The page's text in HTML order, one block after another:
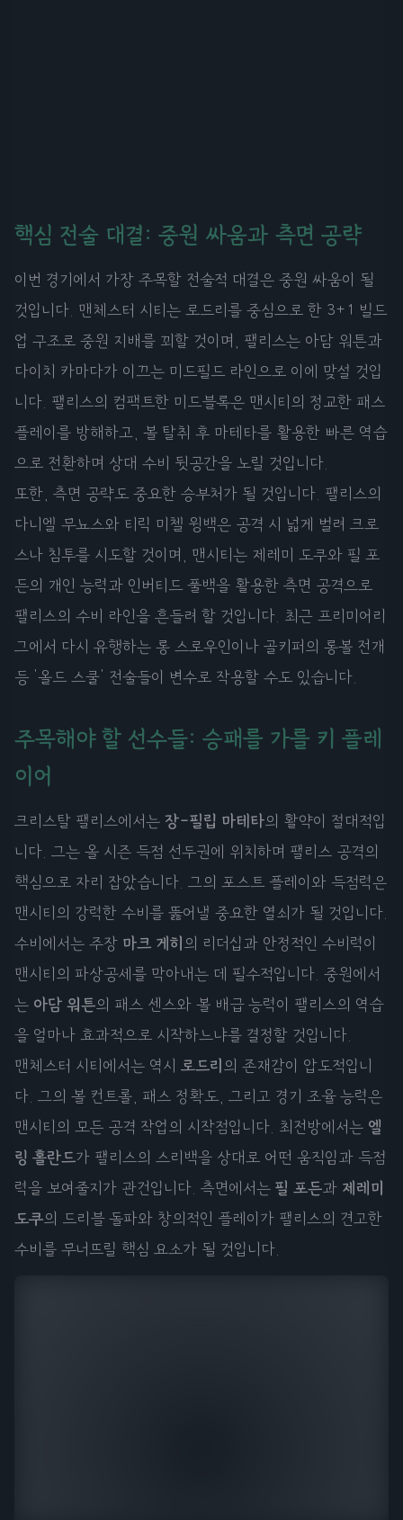
핵심 전술 대결: 중원 싸움과 측면 공략
이번 경기에서 가장 주목할 전술적 대결은 중원 싸움이 될
것입니다. 맨체스터 시티는 로드리를 중심으로 한 3+1 빌드
업 구조로 중원 지배를 꾀할 것이며, 팰리스는 아담 워튼과
다이치 카마다가 이끄는 미드필드 라인으로 이에 맞설 것입
니다. 팰리스의 컴팩트한 미드블록은 맨시티의 정교한 패스
플레이를 방해하고, 볼 탈취 후 마테타를 활용한 빠른 역습
으로 전환하며 상대 수비 뒷공간을 노릴 것입니다.
또한, 측면 공략도 중요한 승부처가 될 것입니다. 팰리스의
다니엘 무뇨스와 티릭 미첼 윙백은 공격 시 넓게 벌려 크로
스나 침투를 시도할 것이며, 맨시티는 제레미 도쿠와 필 포
든의 개인 능력과 인버티드 풀백을 활용한 측면 공격으로
팰리스의 수비 라인을 흔들려 할 것입니다. 최근 프리미어리
그에서 다시 유행하는 롱 스로우인이나 골키퍼의 롱볼 전개
등 '올드 스쿨' 전술들이 변수로 작용할 수도 있습니다.
주목해야 할 선수들: 승패를 가를 키 플레
이어
크리스탈 팰리스에서는 장-필립 마테타의 활약이 절대적입
니다. 그는 올 시즌 득점 선두권에 위치하며 팰리스 공격의
핵심으로 자리 잡았습니다. 그의 포스트 플레이와 득점력은
맨시티의 강력한 수비를 뚫어낼 중요한 열쇠가 될 것입니다.
수비에서는 주장 마크 게히의 리더십과 안정적인 수비력이
맨시티의 파상공세를 막아내는 데 필수적입니다. 중원에서
는 아담 워튼의 패스 센스와 볼 배급 능력이 팰리스의 역습
을 얼마나 효과적으로 시작하느냐를 결정할 것입니다.
맨체스터 시티에서는 역시 로드리의 존재감이 압도적입니
다. 그의 볼 컨트롤, 패스 정확도, 그리고 경기 조율 능력은
맨시티의 모든 공격 작업의 시작점입니다. 최전방에서는 엘
링 홀란드가 팰리스의 스리백을 상대로 어떤 움직임과 득점
력을 보여줄지가 관건입니다. 측면에서는 필 포든과 제레미
도쿠의 드리블 돌파와 창의적인 플레이가 팰리스의 견고한
수비를 무너뜨릴 핵심 요소가 될 것입니다.